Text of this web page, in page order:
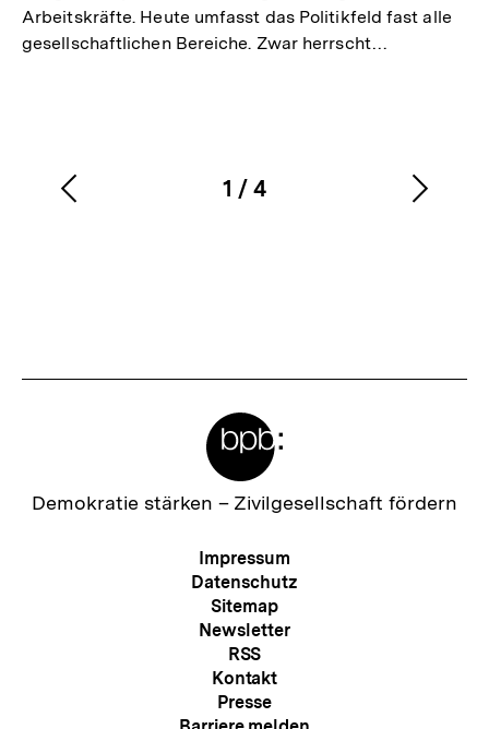
Arbeitskräfte. Heute umfasst das Politikfeld fast alle
gesellschaftlichen Bereiche. Zwar herrscht…
Karussellinhalt
1
von
/4
Vorherigen
Zur
Demokratie stärken – Zivilgesellschaft fördern
Meta-
Navigation
Impressum
Datenschutz
Sitemap
Newsletter
RSS
Kontakt
Presse